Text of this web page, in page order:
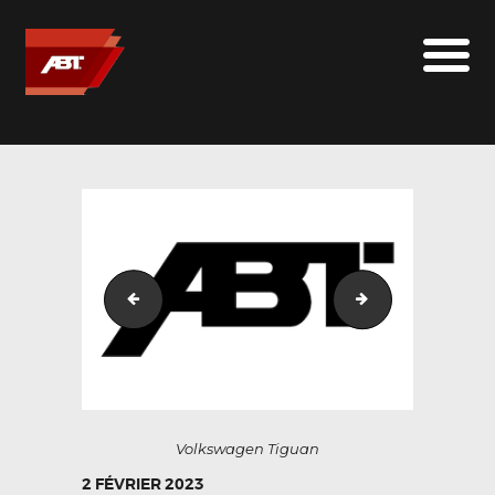
ABT SPORTSLINE FRANCE
MARQUES
CONTACT
Volkswagen-Touareg Slider
Volkswagen Tiguan
2 FÉVRIER 2023